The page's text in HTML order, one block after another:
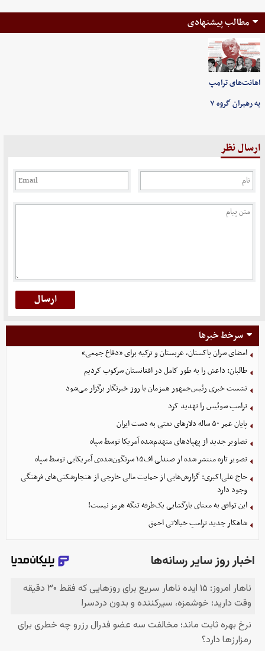
مطالب پیشنهادی
اهانت‌های ترامپ
به رهبران گروه ۷
ارسال نظر
سرخط خبرها
امضای سران پاکستان، عربستان و ترکیه برای «دفاع جمعی»
طالبان: داعش را به طور کامل در افغانستان سرکوب کردیم
نشست خبری رئیس‌جمهور همزمان با روز خبرنگار برگزار می‌شود
ترامپ سوئیس را تهدید کرد
پایان عمر ۵۰ ساله دلارهای نفتی به دست ایران
تصاویر جدید از پهپادهای منهدم‌شده آمریکا توسط سپاه
تصویر تازه منتشر شده از صندلی اف۱۵ سرنگون‌شده‌ی آمریکایی توسط سپاه
حاج علی‌اکبری: گزارش‌هایی از حمایت مالی خارجی از هنجارشکنی‌های فرهنگی
وجود دارد
این توافق به معنای بازگشایی یک‌طرفه تنگه هرمز نیست!
شاهکار جدید ترامپ خیالاتی احمق